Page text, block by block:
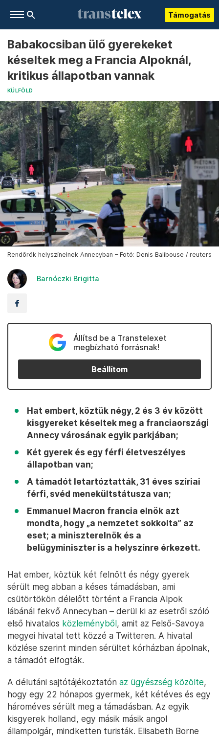
Támogatás
Babakocsiban ülő gyerekeket
késeltek meg a Francia Alpoknál,
kritikus állapotban vannak
KÜLFÖLD
Rendőrök helyszínelnek Annecyban – Fotó: Denis Balibouse / reuters
Barnóczki Brigitta
Állítsd be a Transtelexet
megbízható forrásnak!
Beállítom
Hat embert, köztük négy, 2 és 3 év között
kisgyereket késeltek meg a franciaországi
Annecy városának egyik parkjában;
Két gyerek és egy férfi életveszélyes
állapotban van;
A támadót letartóztatták, 31 éves szíriai
férfi, svéd menekültstátusza van;
Emmanuel Macron francia elnök azt
mondta, hogy „a nemzetet sokkolta” az
eset; a miniszterelnök és a
belügyminiszter is a helyszínre érkezett.
Hat ember, köztük két felnőtt és négy gyerek
sérült meg abban a késes támadásban, ami
csütörtökön délelőtt történt a Francia Alpok
lábánál fekvő Annecyban – derül ki az esetről szóló
első hivatalos közleményből, amit az Felső-Savoya
megyei hivatal tett közzé a Twitteren. A hivatal
közlése szerint minden sérültet kórházban ápolnak,
a támadót elfogták.
A délutáni sajtótájékoztatón az ügyészség közölte,
hogy egy 22 hónapos gyermek, két kétéves és egy
hároméves sérült meg a támadásban. Az egyik
kisgyerek holland, egy másik másik angol
állampolgár, mindketten turisták. Elisabeth Borne